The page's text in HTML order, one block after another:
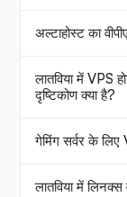
अल्टाहोस्ट का
लातविया में VPS
दृष्टिकोण क्या है?
गेमिंग सर्वर के लिए
लातविया में